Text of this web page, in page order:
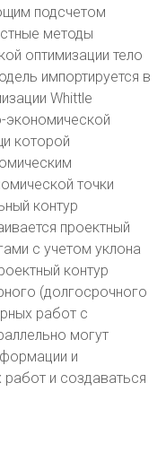
подсчетом
методы
оптимизации тело
импортируется в
Whittle
экономической
которой
точки
контур
проектный
с учетом уклона
контур
(долгосрочного
работ с
могут
и
и создаваться